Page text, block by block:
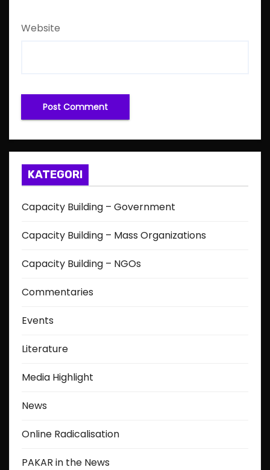
Website
KATEGORI
Capacity Building – Government
Capacity Building – Mass Organizations
Capacity Building – NGOs
Commentaries
Events
Literature
Media Highlight
News
Online Radicalisation
PAKAR in the News